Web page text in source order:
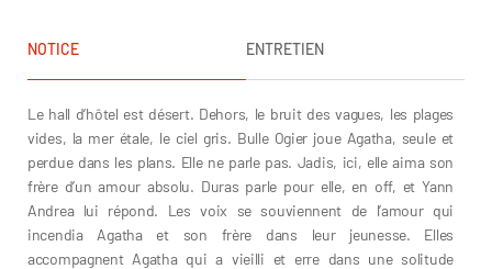
NOTICE ENTRETIEN
Le hall d’hôtel est désert. Dehors, le bruit des vagues, les plages
vides, la mer étale, le ciel gris. Bulle Ogier joue Agatha, seule et
perdue dans les plans. Elle ne parle pas. Jadis, ici, elle aima son
frère d’un amour absolu. Duras parle pour elle, en off, et Yann
Andrea lui répond. Les voix se souviennent de l’amour qui
incendia Agatha et son frère dans leur jeunesse. Elles
accompagnent Agatha qui a vieilli et erre dans une solitude